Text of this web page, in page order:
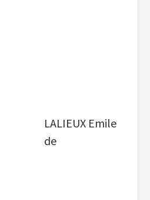
LALIEUX Emile
de